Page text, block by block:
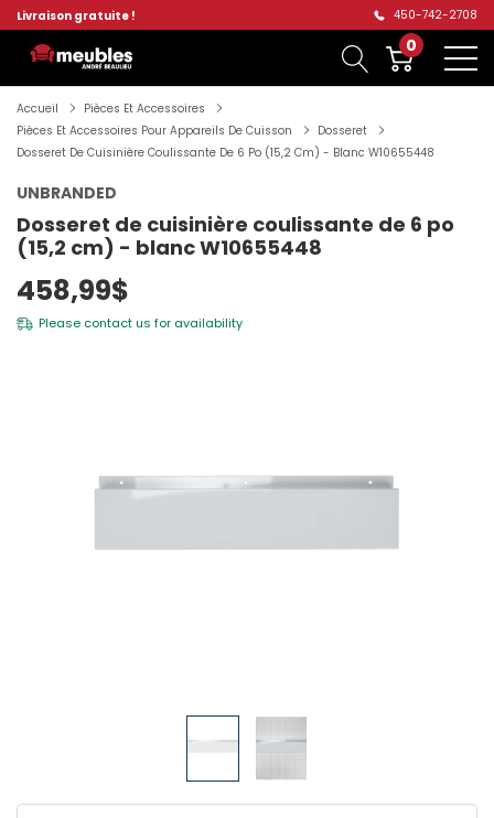
Livraison gratuite ! 450-742-2708
0
Accueil
Pièces Et Accessoires
Pièces Et Accessoires Pour Appareils De Cuisson
Dosseret
Dosseret De Cuisinière Coulissante De 6 Po (15,2 Cm) - Blanc W10655448
UNBRANDED
Dosseret de cuisinière coulissante de 6 po
(15,2 cm) - blanc W10655448
458,99$
Please contact us for availability